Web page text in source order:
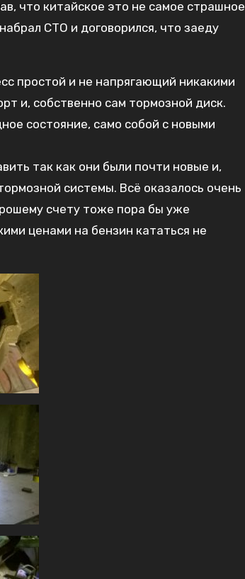
что китайское это не самое страшное
СТО и договорился, что заеду
простой и не напрягающий никакими
и, собственно сам тормозной диск.
состояние, само собой с новыми
так как они были почти новые и,
системы. Всё оказалось очень
счету тоже пора бы уже
ценами на бензин кататься не